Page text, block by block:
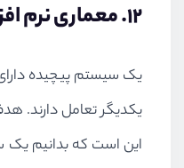
12. معماری نرم افزار
یک سیستم پیچیده
یکدیگر تعامل دارند.
این است که بدانیم یک